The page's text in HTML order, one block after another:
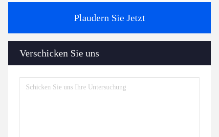
Plaudern Sie Jetzt
Verschicken Sie uns